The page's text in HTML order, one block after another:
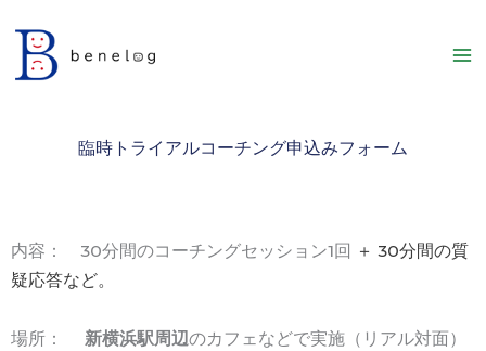
を
臨時トライアルコーチング申込みフォーム
内容： 30分間のコーチングセッション1回 ＋ 30分間の質
疑応答など。
場所： 新横浜駅周辺のカフェなどで実施（ リアル対面）